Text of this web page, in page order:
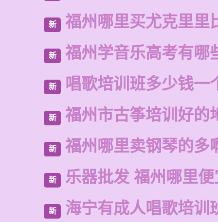
新 福州哪里买尤克里里
新 福州学音乐高考有哪
新 唱歌培训班多少钱一
新 福州市古筝培训好的
新 福州哪里卖钢琴的多
新 乐器批发 福州哪里
新 海宁有成人唱歌培训